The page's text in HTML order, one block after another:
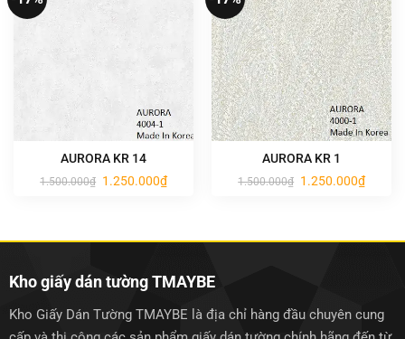
AURORA KR 14
1.500.000₫ Giá
gốc
1.250.000₫Giá
hiện
AURORA KR 1
1.500.000₫ Giá
gốc
1.250.000₫Giá
hiện
Kho giấy dán tường TMAYBE
Kho Giấy Dán Tường TMAYBE là địa chỉ hàng đầu chuyên cung